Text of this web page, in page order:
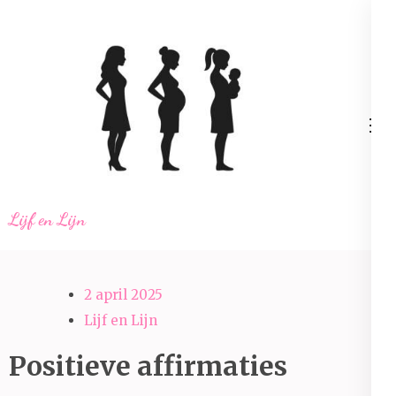
Lijf en Lijn
2 april 2025
Lijf en Lijn
Positieve affirmaties